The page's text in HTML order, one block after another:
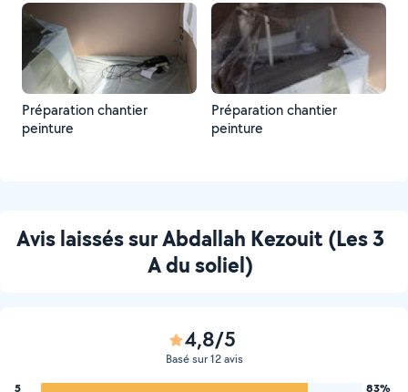
Préparation chantier
peinture
Préparation chantier
peinture
Avis laissés sur Abdallah Kezouit (Les 3
A du soliel)
4,8/5
Basé sur 12 avis
5
83%